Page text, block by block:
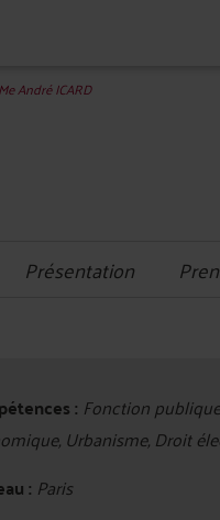
André ICARD
Présentation
: Fonction
Urbanisme, Droit
: Paris